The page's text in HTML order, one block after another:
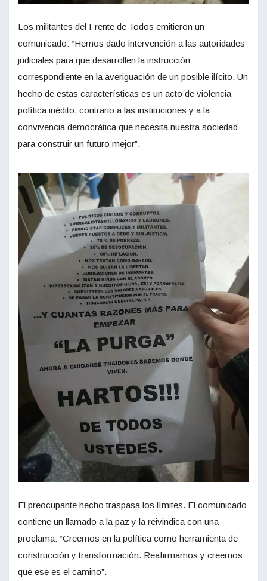
Los militantes del Frente de Todos emitieron un
comunicado: “Hemos dado intervención a las autoridades
judiciales para que desarrollen la instrucción
correspondiente en la averiguación de un posible ilícito. Un
hecho de estas características es un acto de violencia
política inédito, contrario a las instituciones y a la
convivencia democrática que necesita nuestra sociedad
para construir un futuro mejor”.
El preocupante hecho traspasa los límites. El comunicado
contiene un llamado a la paz y la reivindica con una
proclama: “Creemos en la política como herramienta de
construcción y transformación. Reafirmamos y creemos
que ese es el camino”.